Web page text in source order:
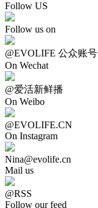
Follow US
Follow us on
@EVOLIFE 公众账号
On Wechat
@爱活新鲜播
On Weibo
@EVOLIFE.CN
On Instagram
Nina@evolife.cn
Mail us
@RSS
Follow our feed